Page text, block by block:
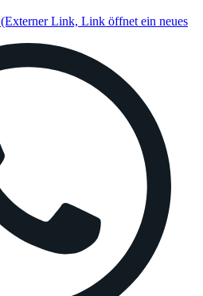
(Externer Link, Link öffnet ein neues